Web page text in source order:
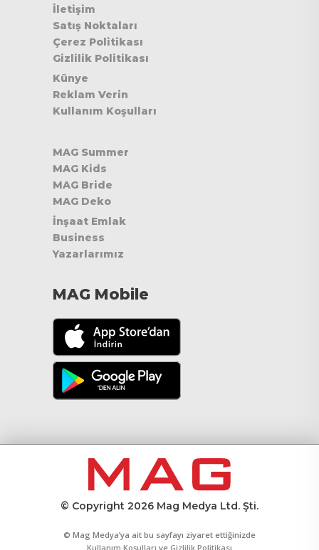
İletişim
Satış Noktaları
Çerez Politikası
Gizlilik Politikası
Künye
Reklam Verin
Kullanım Koşulları
MAG Summer
MAG Kids
MAG Bride
MAG Deko
İnşaat Emlak
Business
Yazarlarımız
MAG Mobile
© Copyright 2026 Mag Medya Ltd. Şti.
© Mag Medya’ya ait bu sayfayı ziyaret ettiğinizde
Kullanım Koşulları ve Gizlilik Politikası